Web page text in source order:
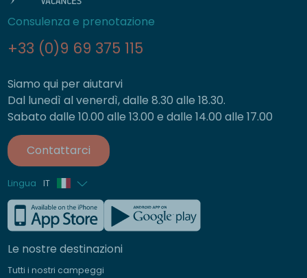
Consulenza e prenotazione
+33 (0)9 69 375 115
Siamo qui per aiutarvi
Dal lunedì al venerdì, dalle 8.30 alle 18.30.
Sabato dalle 10.00 alle 13.00 e dalle 14.00 alle 17.00
Contattarci
Lingua IT
Francese
Inglese
Tedesco
Le nostre destinazioni
Tutti i nostri campeggi